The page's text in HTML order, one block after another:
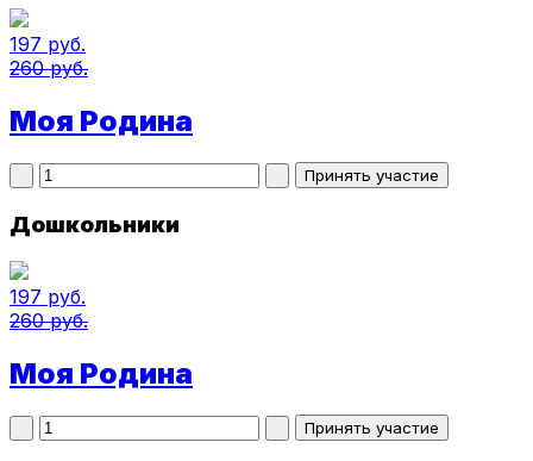
197 руб.
260 руб.
Моя Родина
Дошкольники
197 руб.
260 руб.
Моя Родина